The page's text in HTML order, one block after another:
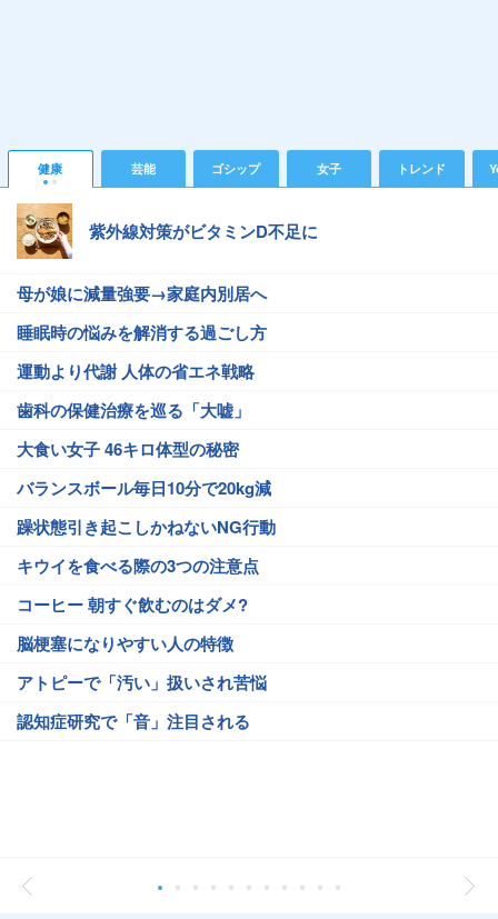
健康 芸能 ゴシップ 女子 トレンド
紫外線対策がビタミンD不足に
母が娘に減量強要→家庭内別居へ
睡眠時の悩みを解消する過ごし方
運動より代謝 人体の省エネ戦略
歯科の保健治療を巡る「大嘘」
大食い女子 46キロ体型の秘密
バランスボール毎日10分で20kg減
躁状態引き起こしかねないNG行動
キウイを食べる際の3つの注意点
コーヒー 朝すぐ飲むのはダメ?
脳梗塞になりやすい人の特徴
アトピーで「汚い」扱いされ苦悩
認知症研究で「音」注目される